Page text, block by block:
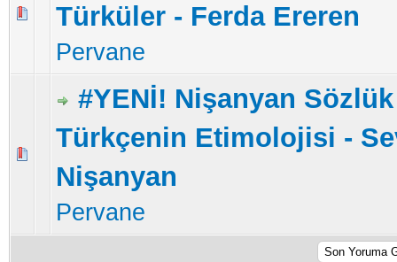
Türküler - Ferda Ereren
Pervane
5 üzerinden 0 Oy - Toplam Ortalama 0 Oy Verilmiş
1234 5
#YENİ! Nişanyan
Türkçenin Etimolojisi -
Nişanyan
Pervane
5 üzerinden 0 Oy - Toplam Ortalama 0 Oy Verilmiş